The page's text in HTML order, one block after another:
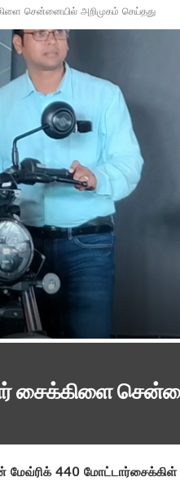
சென்னையில் அறிமுகம் செய்தது
சைக்கிளை
440 மோட்டார்சைக்கிள்